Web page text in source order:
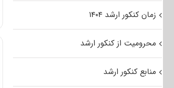
زمان کنکور ارشد ۱۴۰۴
محرومیت از کنکور ارشد
منابع کنکور ارشد